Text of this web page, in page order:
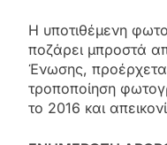
Η υποτιθέμενη
ποζάρει μπροστά
Ένωσης,
τροποποίηση
το 2016 και